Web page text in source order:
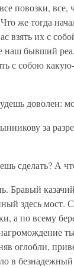
повозки, все,
же тогда
их с
наш бывший
с собою
доволен:
за
сделать? А
Бравый
здесь мост.
а по всему
оглобли,
в